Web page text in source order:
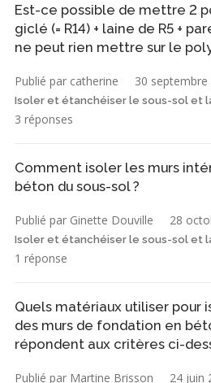
Est-ce possible de mettre 2
giclé (= R14) + laine de R5 +
ne peut rien mettre sur le
Publié par catherine 30 septembre
Isoler et étanchéiser le sous-sol et
3 réponses
Comment isoler les murs
béton du sous-sol ?
Publié par Ginette Douville 28
Isoler et étanchéiser le sous-sol et
1 réponse
Quels matériaux utiliser pour
des murs de fondation en
répondent aux critères ci-
Publié par Martine Brisson 24 juin